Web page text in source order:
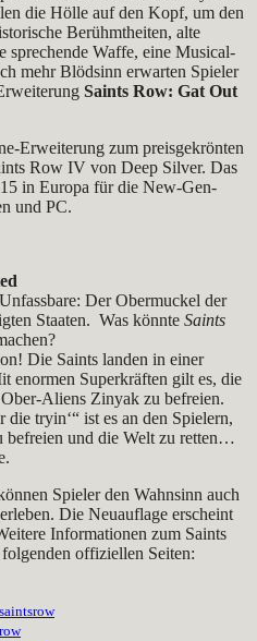
die Hölle auf den Kopf, um den
Berühmtheiten, alte
sprechende Waffe, eine Musical-
mehr Blödsinn erwarten Spieler
Saints Row: Gat Out
Erweiterung zum preisgekrönten
Row IV von Deep Silver. Das
in Europa für die New-Gen-
und PC.
Der Obermuckel der
Staaten. Was könnte Saints
Die Saints landen in einer
enormen Superkräften gilt es, die
Aliens Zinyak zu befreien.
tryin‘“ ist es an den Spielern,
befreien und die Welt zu retten…
Spieler den Wahnsinn auch
Die Neuauflage erscheint
Informationen zum Saints
offiziellen Seiten:
saintsrow